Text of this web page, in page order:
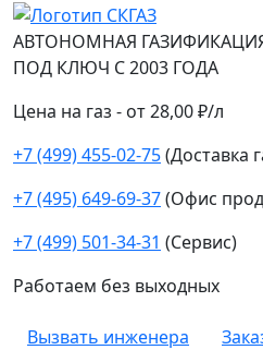
АВТОНОМНАЯ
ПОД КЛЮЧ С 2003 ГОДА
Цена на газ - от 28,00 ₽/л
+7 (499) 455-02-75(Доставка
+7 (495) 649-69-37(Офис
+7 (499) 501-34-31 (Сервис)
Работаем без выходных
Вызвать инженера